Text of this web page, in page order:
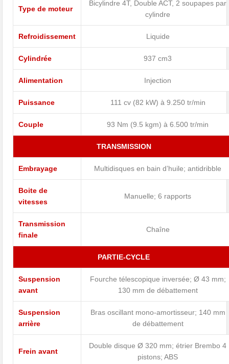
Type de moteur
Bicylindre 4T, Double ACT, 2 soupapes par
cylindre
Refroidissement Liquide
Cylindrée 937 cm3
Alimentation Injection
Puissance 111 cv (82 kW) à 9.250 tr/min
Couple 93 Nm (9.5 kgm) à 6.500 tr/min
TRANSMISSION
Embrayage Multidisques en bain d’huile; antidribble
Boite de
vitesses
Manuelle; 6 rapports
Transmission
finale
Chaîne
PARTIE-CYCLE
Suspension
avant
Fourche télescopique inversée; Ø 43 mm;
130 mm de débattement
Suspension
arrière
Bras oscillant mono-amortisseur; 140 mm
de débattement
Frein avant
Double disque Ø 320 mm; étrier Brembo 4
pistons; ABS